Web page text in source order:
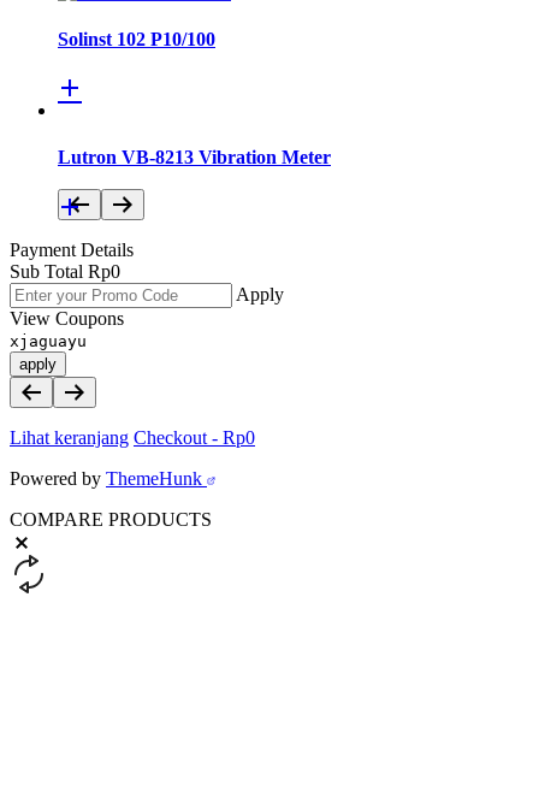
Solinst 102 P10/100
Lutron VB-8213 Vibration Meter
Payment Details
Sub Total Rp0
Apply
View Coupons
xjaguayu
apply
Lihat keranjang Checkout- Rp0
Powered by ThemeHunk
COMPARE PRODUCTS